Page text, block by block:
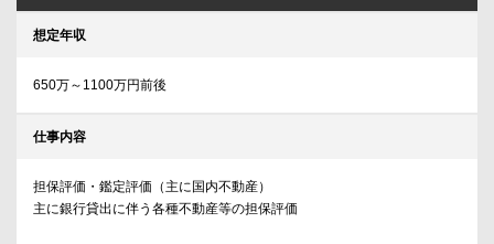
想定年収
650万～1100万円前後
仕事内容
担保評価・鑑定評価（主に国内不動産）
主に銀行貸出に伴う各種不動産等の担保評価